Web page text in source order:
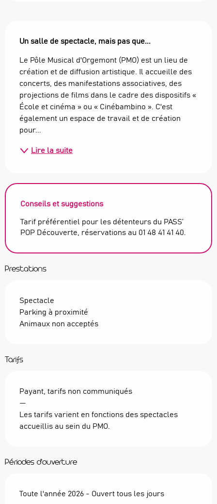
Un salle de spectacle, mais pas que...
Le Pôle Musical d'Orgemont (PMO) est un lieu de
création et de diffusion artistique. Il accueille des
concerts, des manifestations associatives, des
projections de films dans le cadre des dispositifs «
École et cinéma » ou « Cinébambino ». C'est
également un espace de travail et de création
pour...
Lire la suite
Conseils et suggestions
Tarif préférentiel pour les détenteurs du PASS’
POP Découverte, réservations au 01 48 41 41 40.
Prestations
Spectacle
Parking à proximité
Animaux non acceptés
Tarifs
Payant, tarifs non communiqués
—
Les tarifs varient en fonctions des spectacles
accueillis au sein du PMO.
Périodes d'ouverture
Toute l'année 2026 - Ouvert tous les jours